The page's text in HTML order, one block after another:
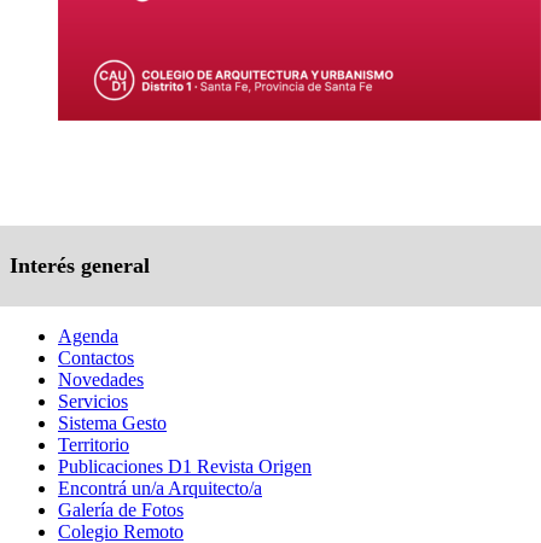
Interés general
Agenda
Contactos
Novedades
Servicios
Sistema Gesto
Territorio
Publicaciones D1 Revista Origen
Encontrá un/a Arquitecto/a
Galería de Fotos
Colegio Remoto